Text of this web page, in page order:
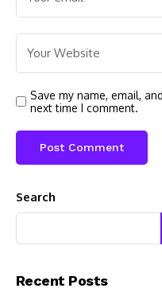
Save my name, email,
next time I comment.
Search
Recent Posts